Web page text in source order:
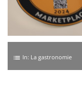
list In: La gastronomie